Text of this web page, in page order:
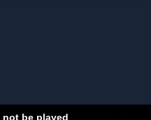
be played